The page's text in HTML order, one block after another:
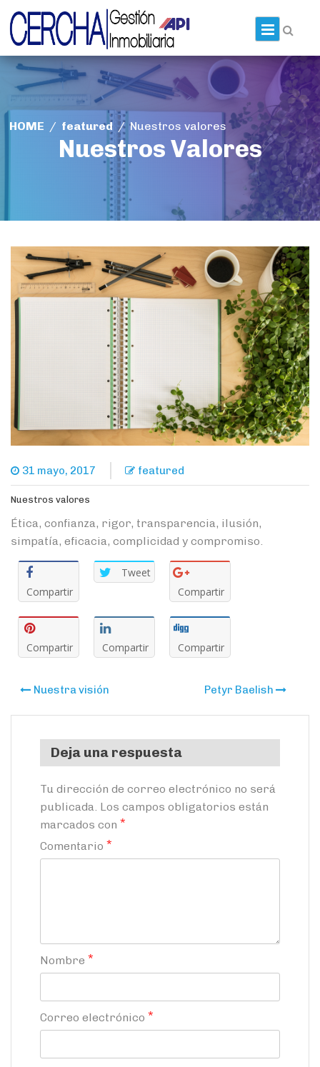
to
content
HOME / featured / Nuestros valores
Nuestros Valores
31 mayo, 2017 featured
Nuestros valores
Ética, confianza, rigor, transparencia, ilusión,
simpatía, eficacia, complicidad y compromiso.
Compartir
Tweet
Compartir
Compartir Compartir Compartir
Navegación
de
entradas
Nuestra visión Petyr Baelish
Deja una respuesta
Tu dirección de correo electrónico no será
publicada. Los campos obligatorios están
marcados con *
Comentario *
Nombre *
Correo electrónico *